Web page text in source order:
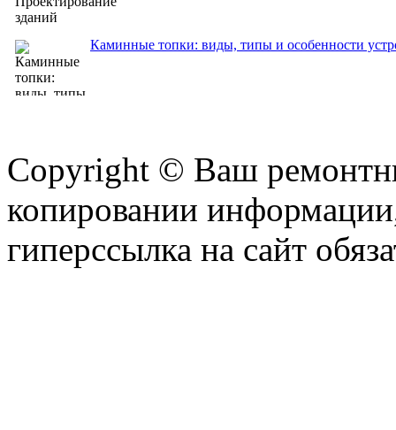
Каминные топки: виды, типы и особенности
Copyright © Ваш
копировании
гиперссылка на сайт